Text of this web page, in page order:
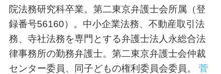
院法務研究科卒業。第二東京弁護士会所属（登
録番号56160）。中小企業法務、不動産取引法
務、寺社法務を専門とする弁護士法人永総合法
律事務所の勤務弁護士。第二東京弁護士会仲裁
センター委員、同子どもの権利委員会委員。 菅